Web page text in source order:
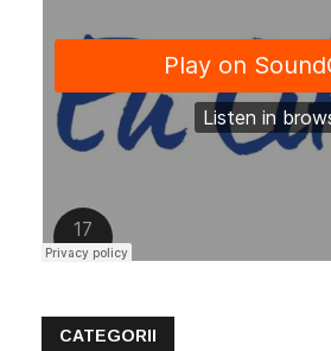
CATEGORII